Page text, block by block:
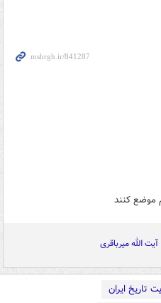
موضع کنند
آیت الله میرباقری
تاریخ ایران